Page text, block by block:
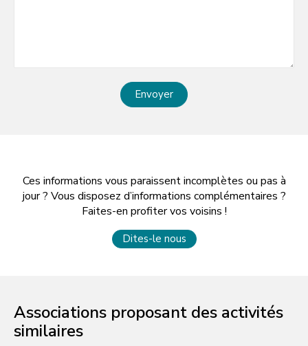
Envoyer
Ces informations vous paraissent incomplètes ou pas à
jour ? Vous disposez d’informations complémentaires ?
Faites-en profiter vos voisins !
Dites-le nous
Associations proposant des activités
similaires